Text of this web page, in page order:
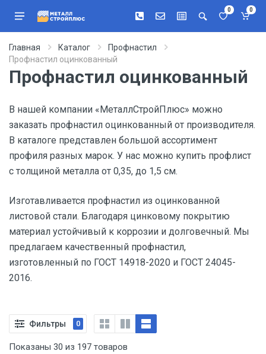
0 0
Главная Каталог
Профнастил
Профнастил оцинкованный
Профнастил оцинкованный
В нашей компании «МеталлСтройПлюс» можно
заказать профнастил оцинкованный от производителя.
В каталоге представлен большой ассортимент
профиля разных марок. У нас можно купить профлист
с толщиной металла от 0,35, до 1,5 см.
Изготавливается профнастил из оцинкованной
листовой стали. Благодаря цинковому покрытию
материал устойчивый к коррозии и долговечный. Мы
предлагаем качественный профнастил,
изготовленный по ГОСТ 14918-2020 и ГОСТ 24045-
2016.
Фильтры 0
Показаны 30 из 197 товаров